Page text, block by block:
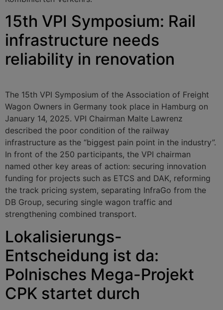
15th VPI Symposium: Rail
infrastructure needs
reliability in renovation
The 15th VPI Symposium of the Association of Freight
Wagon Owners in Germany took place in Hamburg on
January 14, 2025. VPI Chairman Malte Lawrenz
described the poor condition of the railway
infrastructure as the “biggest pain point in the industry”.
In front of the 250 participants, the VPI chairman
named other key areas of action: securing innovation
funding for projects such as ETCS and DAK, reforming
the track pricing system, separating InfraGo from the
DB Group, securing single wagon traffic and
strengthening combined transport.
Lokalisierungs-
Entscheidung ist da:
Polnisches Mega-Projekt
CPK startet durch